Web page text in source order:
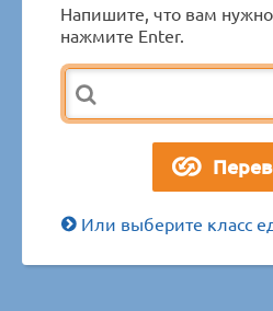
Напишите, что вам
нажмите Enter.
Или выберите класс